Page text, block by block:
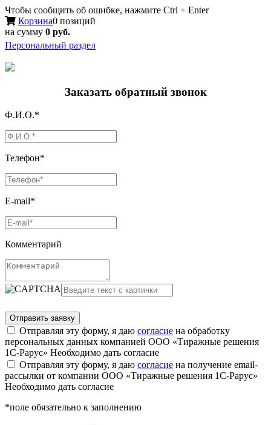
Чтобы сообщить об ошибке, нажмите Ctrl + Enter
Корзина0 позиций
на сумму 0 руб.
Персональный раздел
Заказать обратный звонок
Ф.И.О.*
Телефон*
E-mail*
Комментарий
Отправляя эту форму, я даю согласие на обработку
персональных данных компанией ООО «Тиражные решения
1С-Рарус» Необходимо дать согласие
Отправляя эту форму, я даю согласие на получение email-
рассылки от компании ООО «Тиражные решения 1С-Рарус»
Необходимо дать согласие
*поле обязательно к заполнению